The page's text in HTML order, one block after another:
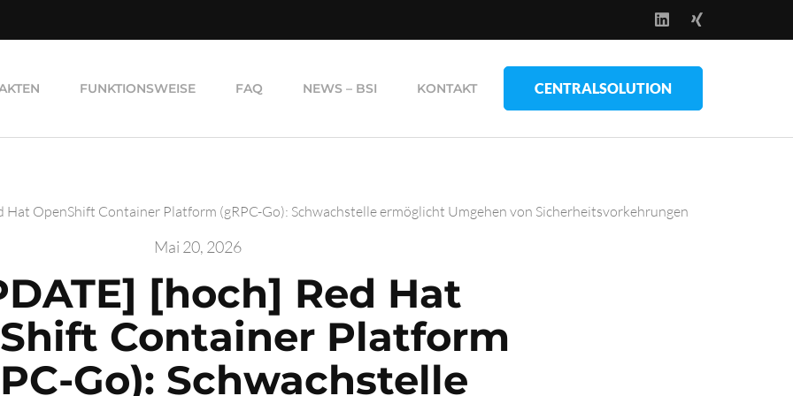
FUNKTIONSWEISE FAQ NEWS – BSI KONTAKT CENTRALSOLUTION
Hat OpenShift Container Platform (gRPC-Go): Schwachstelle ermöglicht Umgehen von Sicherheitsvorkehrungen
Mai 20, 2026
[hoch] Red Hat
Container Platform
Go): Schwachstelle